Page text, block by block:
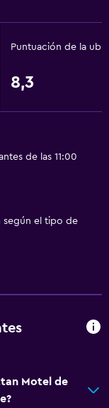
Puntuación de la
8,3
de las 11:00
según el tipo de
Motel de